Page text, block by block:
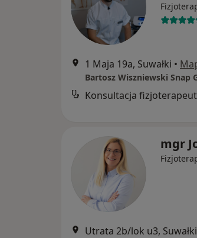
1 Maja 19a, Suwałki •
Konsultacja
mgr
Utrata 2b/lok u3, Suwałki